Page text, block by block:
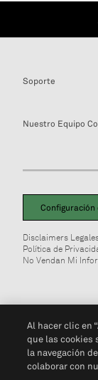
Soporte
Nuestro Equipo
Configuración
Disclaimers
Política de
No Vendan Mi
Al hacer clic en
que las cookies
la navegación
colaborar con